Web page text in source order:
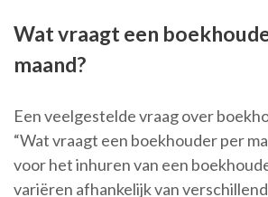
Wat vraagt een
maand?
Een veelgestelde vraag over
“Wat vraagt een boekhouder per
voor het inhuren van een
variëren afhankelijk van